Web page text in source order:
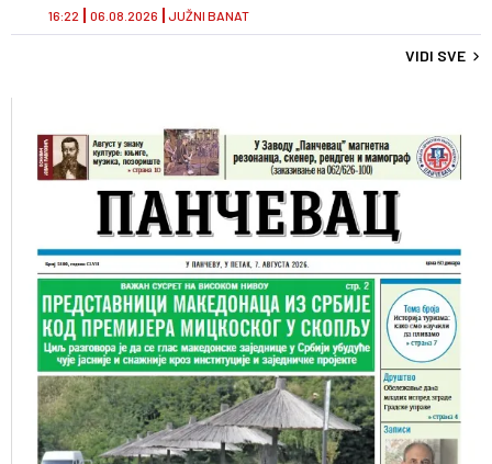
JUŽNI BANAT
16:22 06.08.2026
VIDI SVE